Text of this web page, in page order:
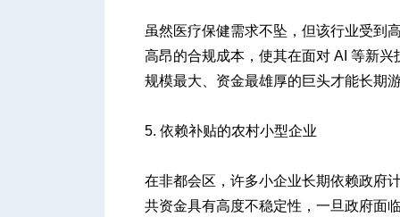
虽然医疗保健需求不坠，但该行业受到
高昂的合规成本，使其在面对 AI 等新
规模最大、资金最雄厚的巨头才能长期
5. 依赖补贴的农村小型企业
在非都会区，许多小企业长期依赖政府
共资金具有高度不稳定性，一旦政府面